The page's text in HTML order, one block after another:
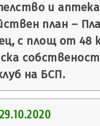
и
план –
с площ от 48
на БСП.